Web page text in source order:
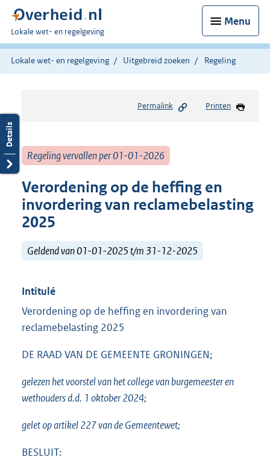
Menu
U
bent
hier:
Lokale wet- en regelgeving
Lokale wet- en regelgeving Uitgebreid zoeken Regeling
Permalink Printen
Regeling vervallen per 01-01-2026
Verordening op de heffing en
invordering van reclamebelasting
2025
Geldend van 01-01-2025 t/m 31-12-2025
Intitulé
Verordening op de heffing en invordering van
reclamebelasting 2025
DE RAAD VAN DE GEMEENTE GRONINGEN;
gelezen het voorstel van het college van burgemeester en
wethouders d.d. 1 oktober 2024;
gelet op artikel 227 van de Gemeentewet;
BESLUIT: